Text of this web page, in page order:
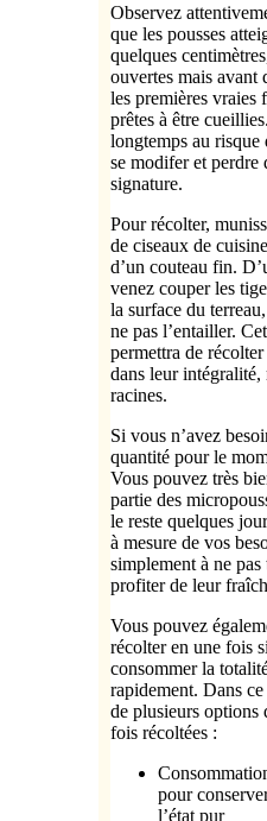
Observez
que les pousses
quelques
ouvertes mais avant
les premières vraies
prêtes à être
longtemps au
se modifer et perdre
signature.
Pour récolter,
de ciseaux de
d’un couteau fin.
venez couper les
la surface du
ne pas l’entailler.
permettra de
dans leur intégralité,
racines.
Si vous n’avez
quantité pour le
Vous pouvez très
partie des
le reste quelques
à mesure de vos
simplement à ne
profiter de leur
Vous pouvez
récolter en une fois
consommer la
rapidement. Dans
de plusieurs options
fois récoltées :
pour
l’état pur